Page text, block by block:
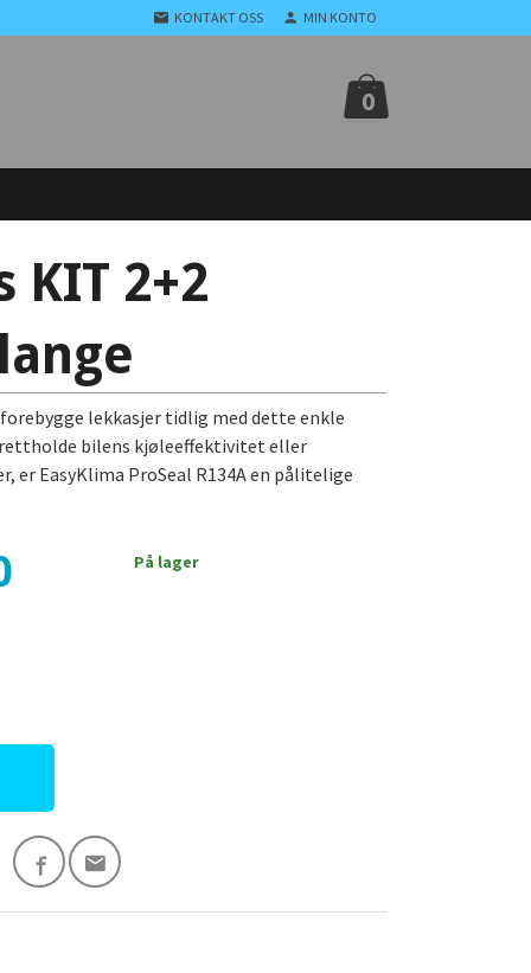
KONTAKT OSS MIN KONTO
0
KIT 2+2
forebygge lekkasjer tidlig med dette enkle
bilens kjøleeffektivitet eller
EasyKlima ProSeal R134A en pålitelige
På lager